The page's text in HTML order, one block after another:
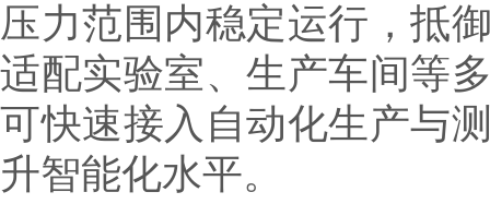
压力范围内稳定运行，抵
适配实验室、生产车间等
可快速接入自动化生产与
升智能化水平。